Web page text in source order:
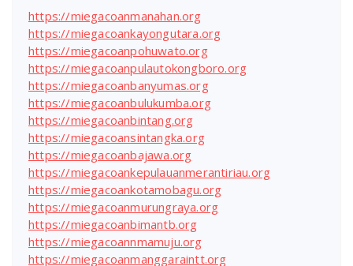
https://miegacoanmanahan.org
https://miegacoankayongutara.org
https://miegacoanpohuwato.org
https://miegacoanpulautokongboro.org
https://miegacoanbanyumas.org
https://miegacoanbulukumba.org
https://miegacoanbintang.org
https://miegacoansintangka.org
https://miegacoanbajawa.org
https://miegacoankepulauanmerantiriau.org
https://miegacoankotamobagu.org
https://miegacoanmurungraya.org
https://miegacoanbimantb.org
https://miegacoannmamuju.org
https://miegacoanmanggaraintt.org